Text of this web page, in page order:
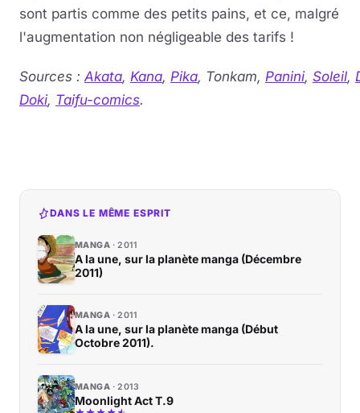
sont partis comme des petits pains, et ce, malgré
l'augmentation non négligeable des tarifs !
Sources : Akata, Kana, Pika, Tonkam, Panini, Soleil,
Doki, Taifu-comics.
DANS LE MÊME ESPRIT
MANGA 2011
A la une, sur la planète manga (Décembre
2011)
MANGA 2011
A la une, sur la planète manga (Début
Octobre 2011).
MANGA 2013
Moonlight Act T.9